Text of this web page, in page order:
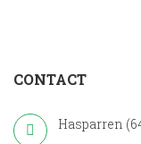
CONTACT
Hasparren